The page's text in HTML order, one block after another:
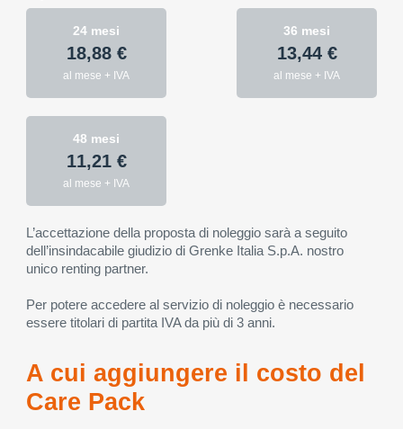
24 mesi
18,88 €
al mese + IVA
36 mesi
13,44 €
al mese + IVA
48 mesi
11,21 €
al mese + IVA
L’accettazione della proposta di noleggio sarà a seguito
dell’insindacabile giudizio di Grenke Italia S.p.A. nostro
unico renting partner.
Per potere accedere al servizio di noleggio è necessario
essere titolari di partita IVA da più di 3 anni.
A cui aggiungere il costo del
Care Pack